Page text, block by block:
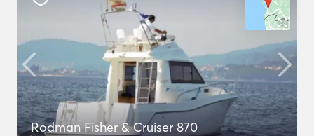
Rodman Fisher & Cruiser 870